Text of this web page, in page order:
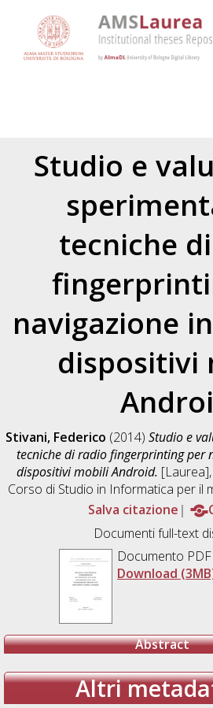
Studio e
tecniche
navigazione
dispositivi
Stivani, Federico (2014) Studio e
tecniche di radio fingerprinting per
dispositivi mobili Android.
Corso di Studio in Informatica per il
Salva citazione
Documenti full-text
Documento PDF
Download
Abstract
Altri